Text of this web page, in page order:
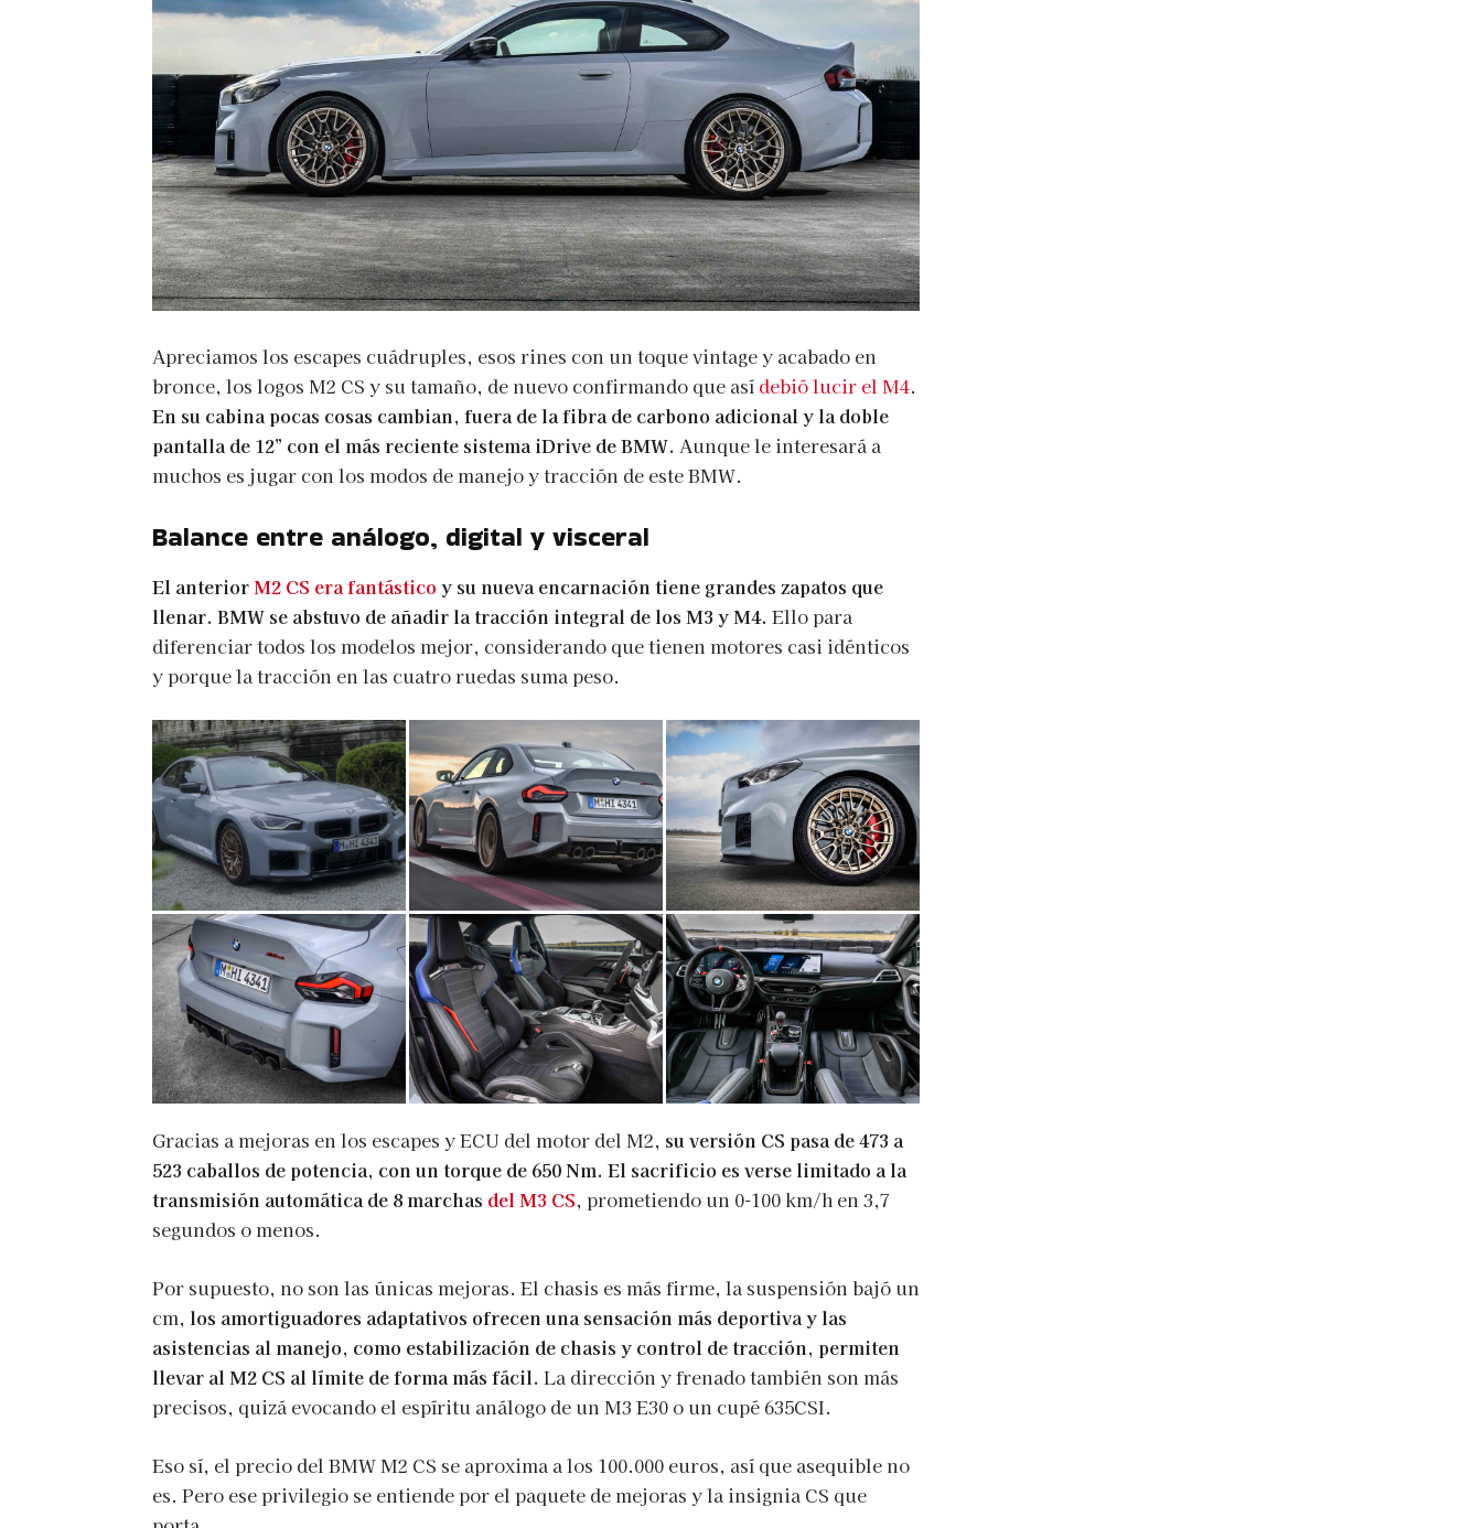
Apreciamos los escapes cuádruples, esos rines con un toque vintage y acabado en
bronce, los logos M2 CS y su tamaño, de nuevo confirmando que así debió lucir el M4.
En su cabina pocas cosas cambian, fuera de la fibra de carbono adicional y la doble
pantalla de 12” con el más reciente sistema iDrive de BMW. Aunque le interesará a
muchos es jugar con los modos de manejo y tracción de este BMW.
Balance entre análogo, digital y visceral
El anteriorM2 CS era fantásticoy su nueva encarnación tiene grandes zapatos que
llenar. BMW se abstuvo de añadir la tracción integral de los M3 y M4. Ello para
diferenciar todos los modelos mejor, considerando que tienen motores casi idénticos
y porque la tracción en las cuatro ruedas suma peso.
Gracias a mejoras en los escapes y ECU del motor del M2, su versión CS pasa de 473 a
523 caballos de potencia, con un torque de 650 Nm. El sacrificio es verse limitado a la
transmisión automática de 8 marchas del M3 CS, prometiendo un 0-100 km/h en 3,7
segundos o menos.
Por supuesto, no son las únicas mejoras. El chasis es más firme, la suspensión bajó un
cm, los amortiguadores adaptativos ofrecen una sensación más deportiva y las
asistencias al manejo, como estabilización de chasis y control de tracción, permiten
llevar al M2 CS al límite de forma más fácil. La dirección y frenado también son más
precisos, quizá evocando el espíritu análogo de un M3 E30 o un cupé 635CSI.
Eso sí, el precio del BMW M2 CS se aproxima a los 100.000 euros, así que asequible no
es. Pero ese privilegio se entiende por el paquete de mejoras y la insignia CS que